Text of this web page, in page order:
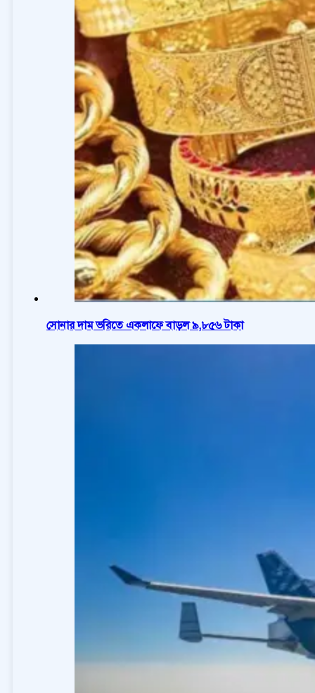
সোনার দাম ভরিতে একলাফে বাড়ল ৯,৮৫৬ টাকা